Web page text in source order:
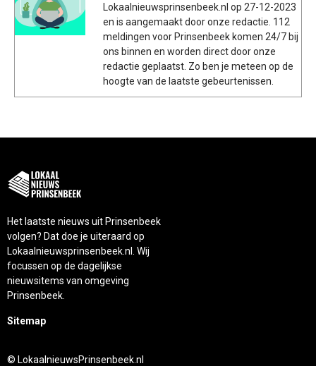
Lokaalnieuwsprinsenbeek.nl op 27-12-2023
en is aangemaakt door onze redactie. 112
meldingen voor Prinsenbeek komen 24/7 bij
ons binnen en worden direct door onze
redactie geplaatst. Zo ben je meteen op de
hoogte van de laatste gebeurtenissen.
Het laatste nieuws uit Prinsenbeek
volgen? Dat doe je uiteraard op
Lokaalnieuwsprinsenbeek.nl. Wij
focussen op de dagelijkse
nieuwsitems van omgeving
Prinsenbeek.
Sitemap
© LokaalnieuwsPrinsenbeek.nl